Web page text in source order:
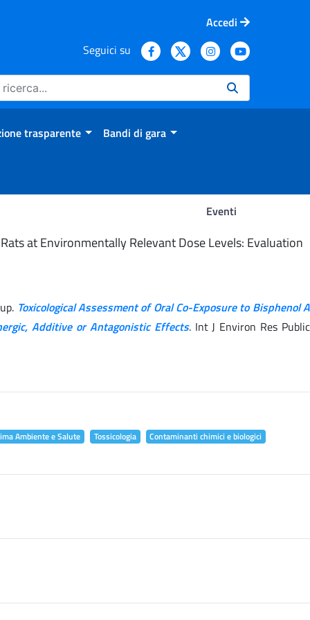
Accedi
Seguici su
trasparente Bandi di gara
Eventi
at Environmentally Relevant Dose Levels: Evaluation
Toxicological Assessment of Oral Co-Exposure to Bisphenol A
Additive or Antagonistic Effects. Int J Environ Res Public
Ambiente e Salute Tossicologia Contaminanti chimici e biologici